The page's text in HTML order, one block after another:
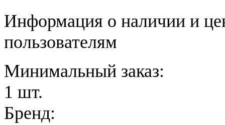
Информация о наличии и
пользователям
Минимальный заказ:
1 шт.
Бренд: